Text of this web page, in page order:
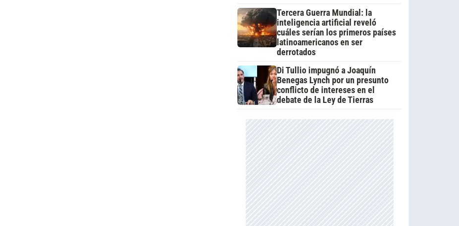
Tercera Guerra Mundial: la
inteligencia artificial reveló
cuáles serían los primeros países
latinoamericanos en ser
derrotados
Di Tullio impugnó a Joaquín
Benegas Lynch por un presunto
conflicto de intereses en el
debate de la Ley de Tierras